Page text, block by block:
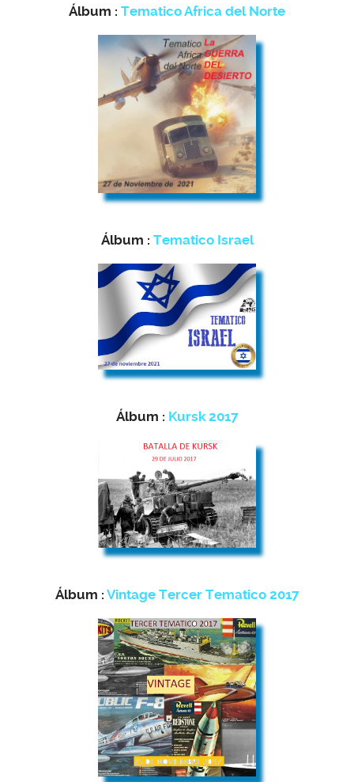
Álbum : Tematico Africa del Norte
Álbum : Tematico Israel
Álbum : Kursk 2017
Álbum : Vintage Tercer Tematico 2017